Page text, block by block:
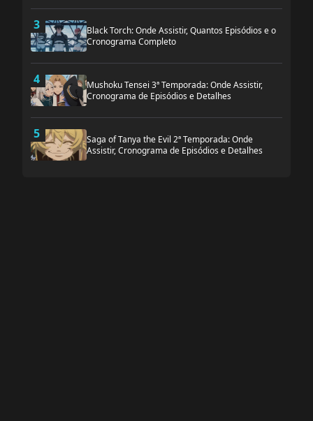
3
Black Torch: Onde Assistir, Quantos Episódios e o
Cronograma Completo
4
Mushoku Tensei 3ª Temporada: Onde Assistir,
Cronograma de Episódios e Detalhes
5
Saga of Tanya the Evil 2ª Temporada: Onde
Assistir, Cronograma de Episódios e Detalhes